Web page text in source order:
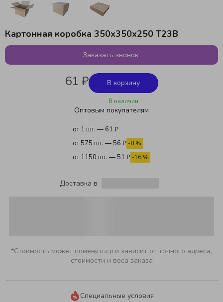
Картонная коробка 350х350х250 Т23В
Заказать звонок
61 ₽ В корзину
В наличии
Оптовым покупателям
от 1 шт. — 61 ₽
от 575 шт. — 56 ₽ -8 %
от 1150 шт. — 51 ₽ -16 %
Доставка в
*Стоимость может поменяться и зависит от точного адреса,
стоимости и веса заказа
Специальные условия